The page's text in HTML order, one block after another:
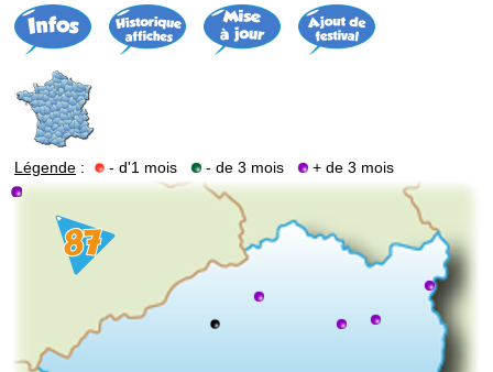
Légende : - d'1 mois - de 3 mois + de 3 mois